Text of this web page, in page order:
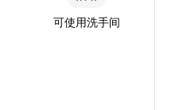
可使用洗手间